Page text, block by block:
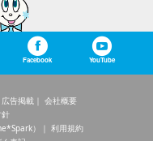
Facebook YouTube
広告掲載
会社概要
）
利用規約